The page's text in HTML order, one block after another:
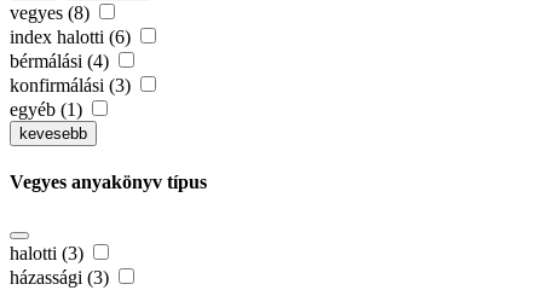
vegyes (8)
index halotti (6)
bérmálási (4)
konfirmálási (3)
egyéb (1)
kevesebb
Vegyes anyakönyv típus
halotti (3)
házassági (3)